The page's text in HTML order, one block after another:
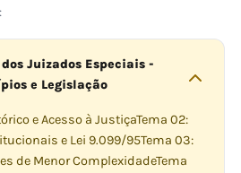
Juizados Especiais -
e Legislação
e Acesso à JustiçaTema 02:
e Lei 9.099/95Tema 03:
de Menor ComplexidadeTema